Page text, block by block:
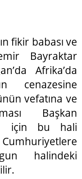
fikir babası ve
Bayraktar
Afrika’da
cenazesine
vefatına ve
Başkan
için bu hali
halindeki